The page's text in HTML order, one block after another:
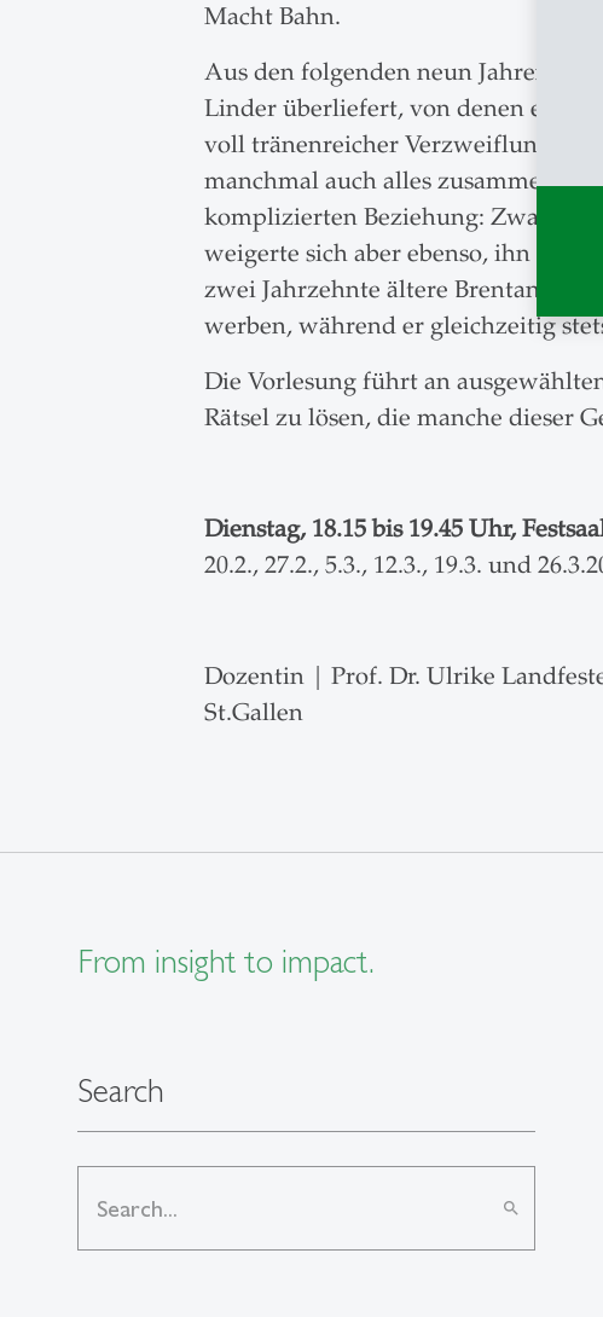
Macht Bahn.
Aus den folgenden neun Jahren bis
Linder überliefert, von denen
voll tränenreicher Verzweiflung,
manchmal auch alles zusammen –,
komplizierten Beziehung: Zwar
weigerte sich aber ebenso, ihn zu
zwei Jahrzehnte ältere Brentano
werben, während er gleichzeitig
Die Vorlesung führt an
Rätsel zu lösen, die manche dieser
Dienstag, 18.15 bis 19.45 Uhr,
20.2., 27.2., 5.3., 12.3., 19.3. und
Dozentin | Prof. Dr. Ulrike
St.Gallen
From insight to impact.
Search
search